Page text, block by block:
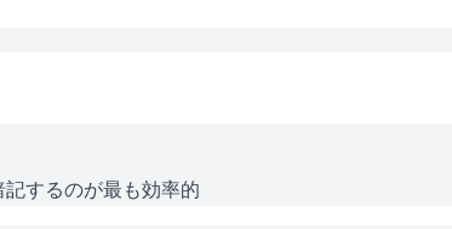
するのが最も効率的